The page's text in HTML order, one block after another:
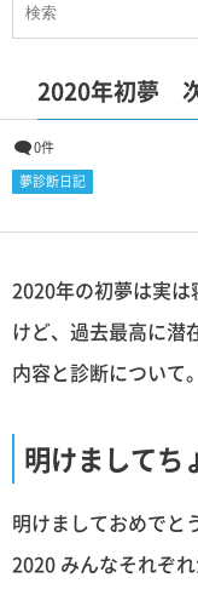
2020年初夢
0件
夢診断日記
2020年の初夢は実
けど、過去最高に潜
内容と診断について
明けましてち
明けましておめでと
2020 みんなそれぞ